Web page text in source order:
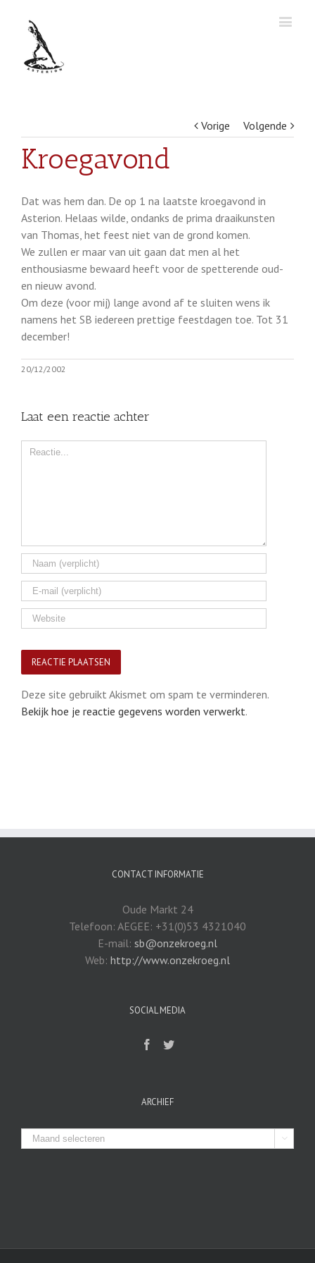
Vorige Volgende
Kroegavond
Dat was hem dan. De op 1 na laatste kroegavond in
Asterion. Helaas wilde, ondanks de prima draaikunsten
van Thomas, het feest niet van de grond komen.
We zullen er maar van uit gaan dat men al het
enthousiasme bewaard heeft voor de spetterende oud-
en nieuw avond.
Om deze (voor mij) lange avond af te sluiten wens ik
namens het SB iedereen prettige feestdagen toe. Tot 31
december!
20/12/2002
Laat een reactie achter
Comment
Deze site gebruikt Akismet om spam te verminderen.
Bekijk hoe je reactie gegevens worden verwerkt.
CONTACT INFORMATIE
Oude Markt 24
Telefoon: AEGEE: +31(0)53 4321040
E-mail: sb@onzekroeg.nl
Web: http://www.onzekroeg.nl
SOCIAL MEDIA
ARCHIEF
